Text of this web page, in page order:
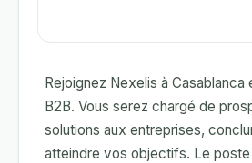
Rejoignez Nexelis à
B2B. Vous serez chargé de
solutions aux entreprises,
atteindre vos objectifs. Le